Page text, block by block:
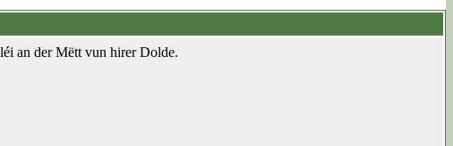
an der Mëtt vun hirer Dolde.